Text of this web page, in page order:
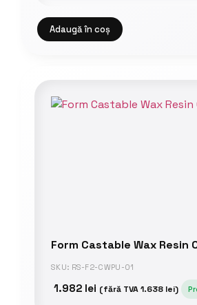
Adaugă în coș
Form Castable Wax Resin
SKU: RS-F2-CWPU-01
1.982 lei (fără TVA1.638 lei)